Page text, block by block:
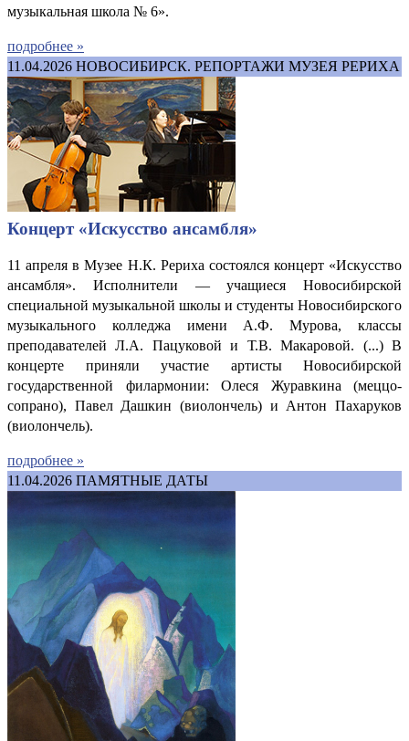
музыкальная школа № 6».
подробнее »
11.04.2026 НОВОСИБИРСК. РЕПОРТАЖИ МУЗЕЯ РЕРИХА
Концерт «Искусство ансамбля»
11 апреля в Музее Н.К. Рериха состоялся концерт «Искусство
ансамбля». Исполнители —учащиеся Новосибирской
специальной музыкальной школы и студенты Новосибирского
музыкального колледжа имени А.Ф. Мурова, классы
преподавателей Л.А. Пацуковой и Т.В. Макаровой. (...) В
концерте приняли участие артисты Новосибирской
государственной филармонии: Олеся Журавкина (меццо-
сопрано), Павел Дашкин (виолончель) и Антон Пахаруков
(виолончель).
подробнее »
11.04.2026 ПАМЯТНЫЕ ДАТЫ